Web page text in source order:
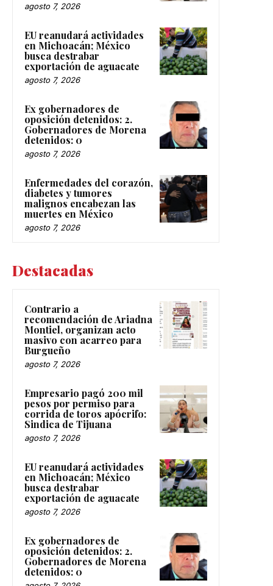
agosto 7, 2026
EU reanudará actividades
en Michoacán; México
busca destrabar
exportación de aguacate
agosto 7, 2026
Ex gobernadores de
oposición detenidos: 2.
Gobernadores de Morena
detenidos: 0
agosto 7, 2026
Enfermedades del corazón,
diabetes y tumores
malignos encabezan las
muertes en México
agosto 7, 2026
Destacadas
Contrario a
recomendación de Ariadna
Montiel, organizan acto
masivo con acarreo para
Burgueño
agosto 7, 2026
Empresario pagó 200 mil
pesos por permiso para
corrida de toros apócrifo:
Sindica de Tijuana
agosto 7, 2026
EU reanudará actividades
en Michoacán; México
busca destrabar
exportación de aguacate
agosto 7, 2026
Ex gobernadores de
oposición detenidos: 2.
Gobernadores de Morena
detenidos: 0